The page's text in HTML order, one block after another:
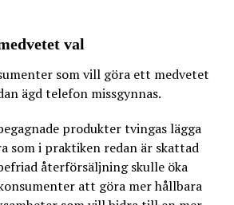
val
som vill göra ett medvetet
ägd telefon missgynnas.
produkter tvingas lägga
som i praktiken redan är skattad
återförsäljning skulle öka
att göra mer hållbara